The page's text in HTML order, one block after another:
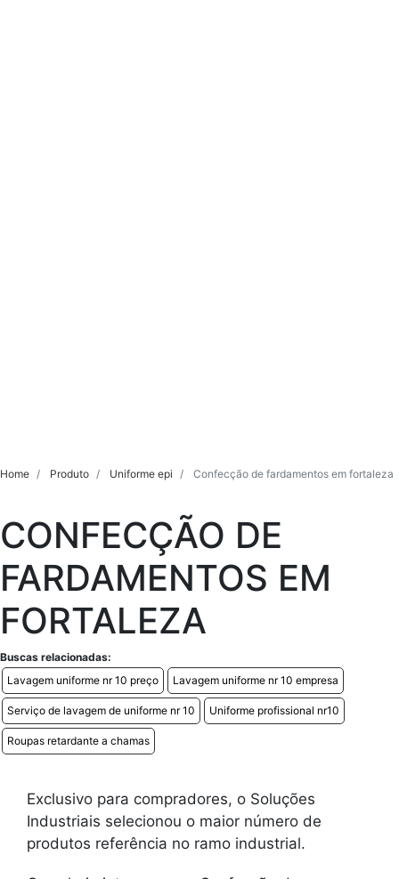
Home Produto Uniforme epi Confecção de fardamentos em fortaleza
CONFECÇÃO DE
FARDAMENTOS EM
FORTALEZA
Buscas relacionadas:
Lavagem uniforme nr 10 preço
Lavagem uniforme nr 10 empresa
Serviço de lavagem de uniforme nr 10 Uniforme profissional nr10
Roupas retardante a chamas
Exclusivo para compradores, o Soluções
Industriais selecionou o maior número de
produtos referência no ramo industrial.